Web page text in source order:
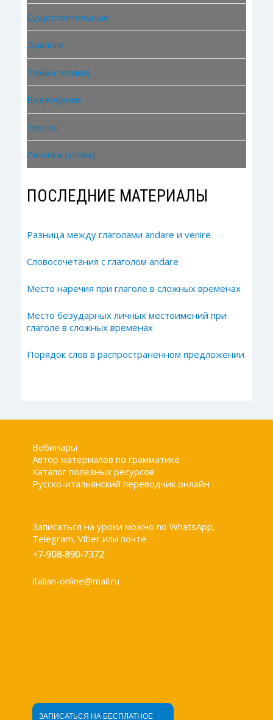
Существительные
Диалоги
Темы (топики)
Видеоуроки
Тексты
Лексика (слова)
ПОСЛЕДНИЕ МАТЕРИАЛЫ
Разница между глаголами andare и venire
Словосочетания с глаголом andare
Место наречия при глаголе в сложных временах
Место безударных личных местоимений при
глаголе в сложных временах
Порядок слов в распространенном предложении
Вебинары
Автор материалов по грамматике
Каталог полезных ресурсов
Русско-итальянский переводчик онлайн
Записаться на уроки можно по WhatsApp,
Telegram, Viber или почте
italian-online@mail.ru
ЗАПИСАТЬСЯ НА БЕСПЛАТНОЕ